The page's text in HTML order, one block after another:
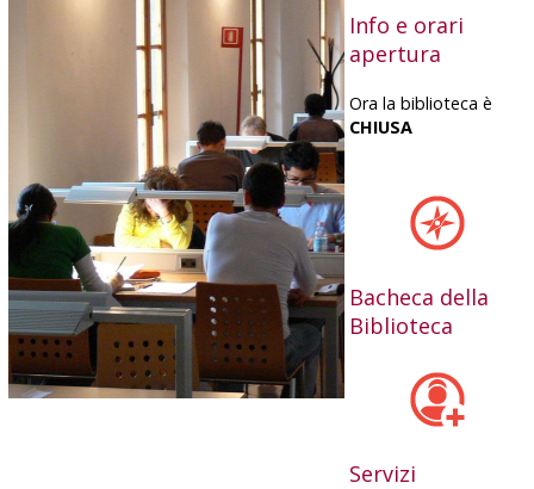
Info e orari
apertura
Ora la biblioteca è
CHIUSA
Bacheca della
Biblioteca
Servizi